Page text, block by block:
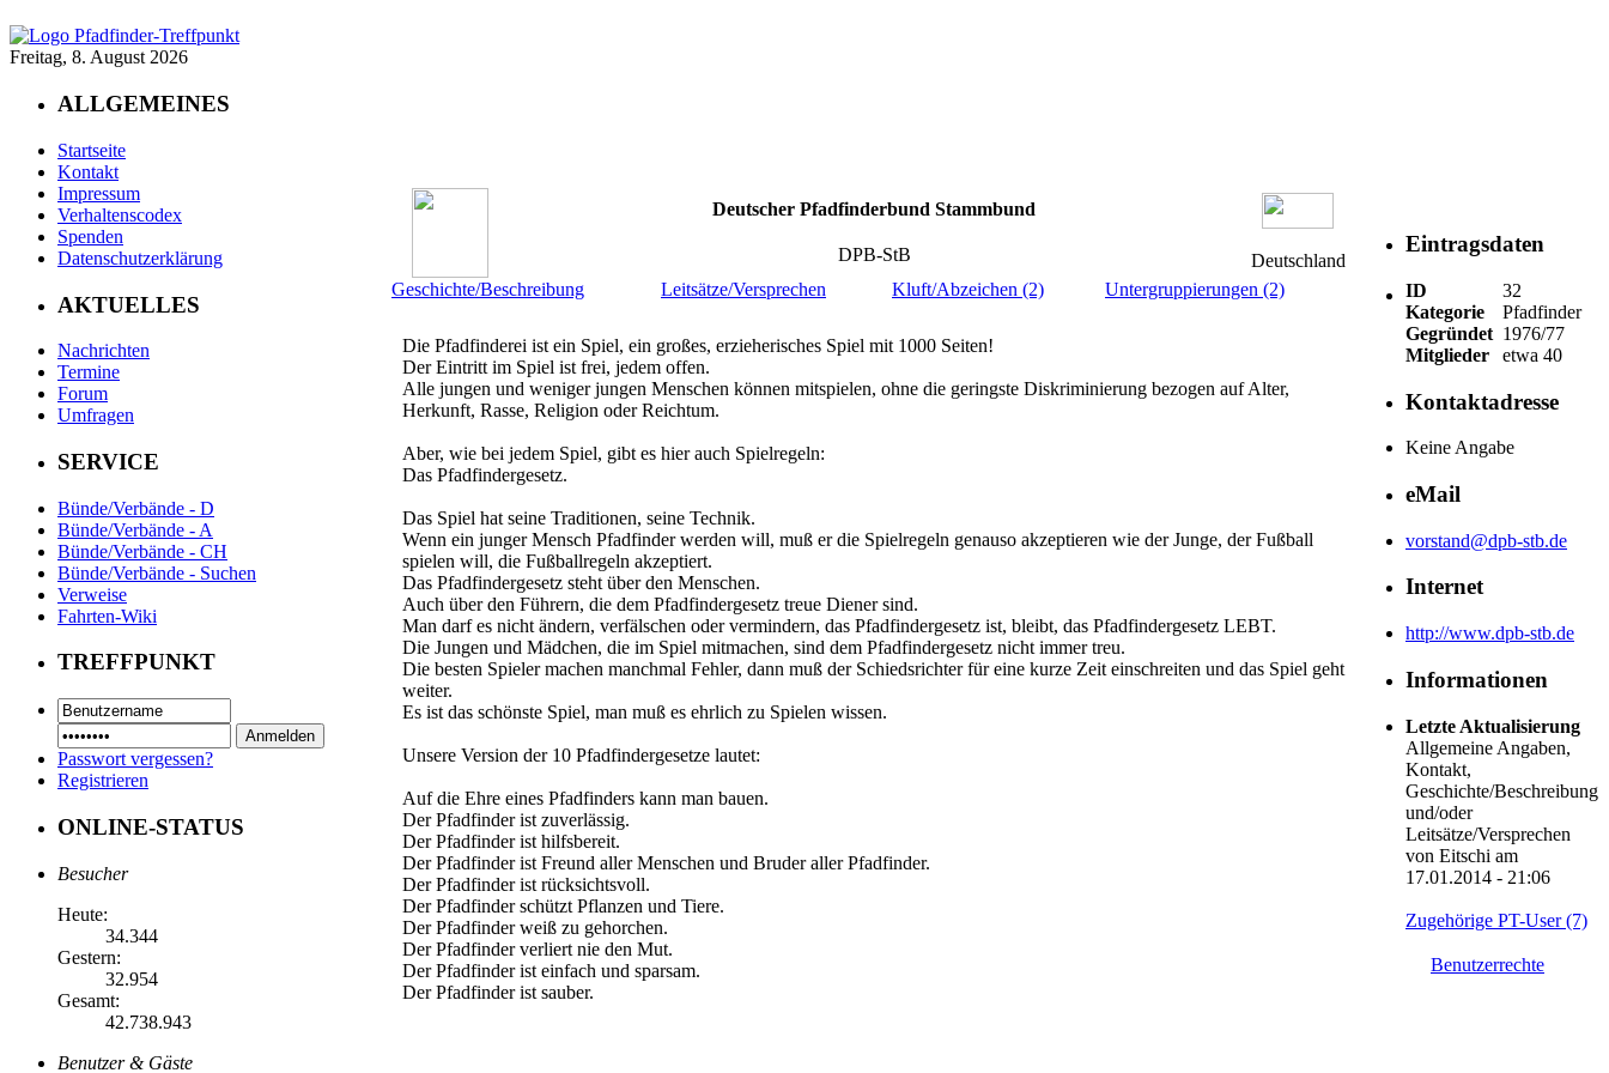
Freitag, 8. August 2026
ALLGEMEINES
Startseite
Kontakt
Impressum
Verhaltenscodex
Spenden
Datenschutzerklärung
AKTUELLES
Nachrichten
Termine
Forum
Umfragen
SERVICE
Bünde/Verbände - D
Bünde/Verbände - A
Bünde/Verbände - CH
Bünde/Verbände - Suchen
Verweise
Fahrten-Wiki
TREFFPUNKT
Passwort vergessen?
Registrieren
ONLINE-STATUS
Besucher
Heute:
34.344
Gestern:
32.954
Gesamt:
42.738.943
Benutzer & Gäste
Deutscher Pfadfinderbund Stammbund
Deutschland
DPB-StB
Geschichte/Beschreibung
Leitsätze/Versprechen Kluft/Abzeichen (2) Untergruppierungen (2)
Die Pfadfinderei ist ein Spiel, ein großes, erzieherisches Spiel mit 1000 Seiten!
Der Eintritt im Spiel ist frei, jedem offen.
Alle jungen und weniger jungen Menschen können mitspielen, ohne die geringste Diskriminierung bezogen auf Alter,
Herkunft, Rasse, Religion oder Reichtum.
Aber, wie bei jedem Spiel, gibt es hier auch Spielregeln:
Das Pfadfindergesetz.
Das Spiel hat seine Traditionen, seine Technik.
Wenn ein junger Mensch Pfadfinder werden will, muß er die Spielregeln genauso akzeptieren wie der Junge, der Fußball
spielen will, die Fußballregeln akzeptiert.
Das Pfadfindergesetz steht über den Menschen.
Auch über den Führern, die dem Pfadfindergesetz treue Diener sind.
Man darf es nicht ändern, verfälschen oder vermindern, das Pfadfindergesetz ist, bleibt, das Pfadfindergesetz LEBT.
Die Jungen und Mädchen, die im Spiel mitmachen, sind dem Pfadfindergesetz nicht immer treu.
Die besten Spieler machen manchmal Fehler, dann muß der Schiedsrichter für eine kurze Zeit einschreiten und das Spiel geht
weiter.
Es ist das schönste Spiel, man muß es ehrlich zu Spielen wissen.
Unsere Version der 10 Pfadfindergesetze lautet:
Auf die Ehre eines Pfadfinders kann man bauen.
Der Pfadfinder ist zuverlässig.
Der Pfadfinder ist hilfsbereit.
Der Pfadfinder ist Freund aller Menschen und Bruder aller Pfadfinder.
Der Pfadfinder ist rücksichtsvoll.
Der Pfadfinder schützt Pflanzen und Tiere.
Der Pfadfinder weiß zu gehorchen.
Der Pfadfinder verliert nie den Mut.
Der Pfadfinder ist einfach und sparsam.
Der Pfadfinder ist sauber.
Eintragsdaten
ID
32
Kategorie
Pfadfinder
Gegründet 1976/77
Mitglieder
etwa 40
Kontaktadresse
Keine Angabe
eMail
vorstand@dpb-stb.de
Internet
http://www.dpb-stb.de
Informationen
Letzte Aktualisierung
Allgemeine Angaben,
Kontakt,
Geschichte/Beschreibung
und/oder
Leitsätze/Versprechen
von Eitschi am
17.01.2014 - 21:06
Zugehörige PT-User (7)
Benutzerrechte